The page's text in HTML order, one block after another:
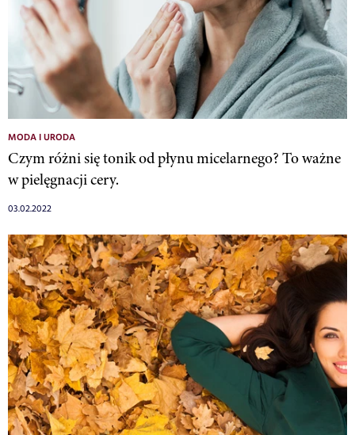
MODA I URODA
Czym różni się tonik od płynu micelarnego? To ważne
w pielęgnacji cery.
03.02.2022